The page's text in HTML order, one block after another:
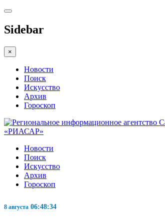
Sidebar
×
Новости
Поиск
Искусство
Архив
Гороскоп
«РИАСАР»
Новости
Поиск
Искусство
Архив
Гороскоп
8 августа 06:48:35